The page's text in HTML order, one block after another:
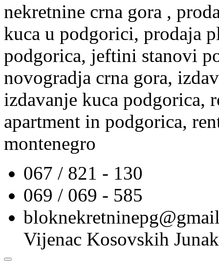
nekretnine crna gora ,
kuca u podgorici, prodaja
podgorica, jeftini stanovi
novogradja crna gora,
izdavanje kuca podgorica,
apartment in podgorica,
montenegro
067 / 821 - 130
069 / 069 - 585
Vijenac Kosovskih